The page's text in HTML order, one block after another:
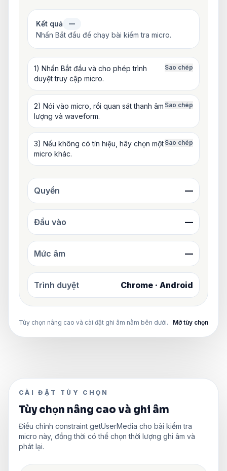
Kết quả —
Nhấn Bắt đầu để chạy bài kiểm tra micro.
1) Nhấn Bắt đầu và cho phép trình
duyệt truy cập micro.
Sao chép
2) Nói vào micro, rồi quan sát thanh âm
lượng và waveform.
Sao chép
3) Nếu không có tín hiệu, hãy chọn một
micro khác.
Sao chép
Quyền —
Đầu vào —
Mức âm —
Trình duyệt Chrome · Android
Tùy chọn nâng cao và cài đặt ghi âm nằm bên dưới. Mở tùy chọn
CÀI ĐẶT TÙY CHỌN
Tùy chọn nâng cao và ghi âm
Điều chỉnh constraint getUserMedia cho bài kiểm tra
micro này, đồng thời có thể chọn thời lượng ghi âm và
phát lại.